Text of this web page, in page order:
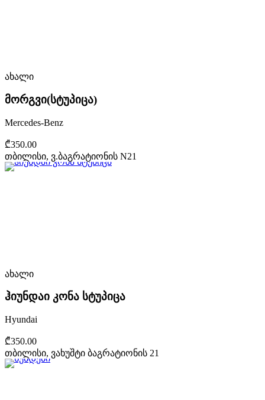
ახალი
მორგვი(სტუპიცა)
Mercedes-Benz
₾350.00
თბილისი, ვ.ბაგრატიონის N21
ახალი
ჰიუნდაი კონა სტუპიცა
Hyundai
₾350.00
თბილისი, ვახუშტი ბაგრატიონის 21